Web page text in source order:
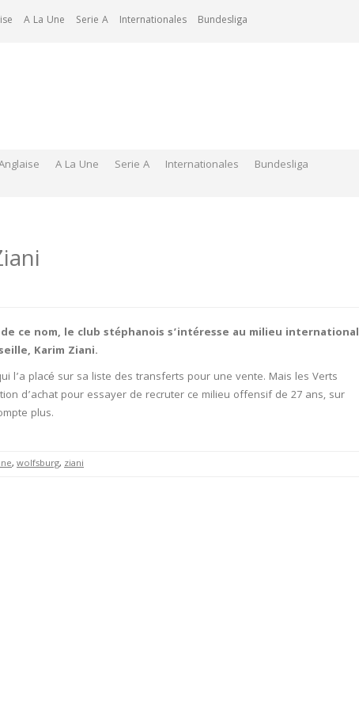
A La Une Serie A Internationales Bundesliga
A La Une Serie A Internationales Bundesliga
ce nom, le club stéphanois s’intéresse au milieu international
Karim Ziani.
l’a placé sur sa liste des transferts pour une vente. Mais les Verts
d’achat pour essayer de recruter ce milieu offensif de 27 ans, sur
plus.
, wolfsburg, ziani